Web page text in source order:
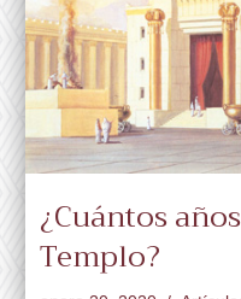
¿Cuántos
Templo?